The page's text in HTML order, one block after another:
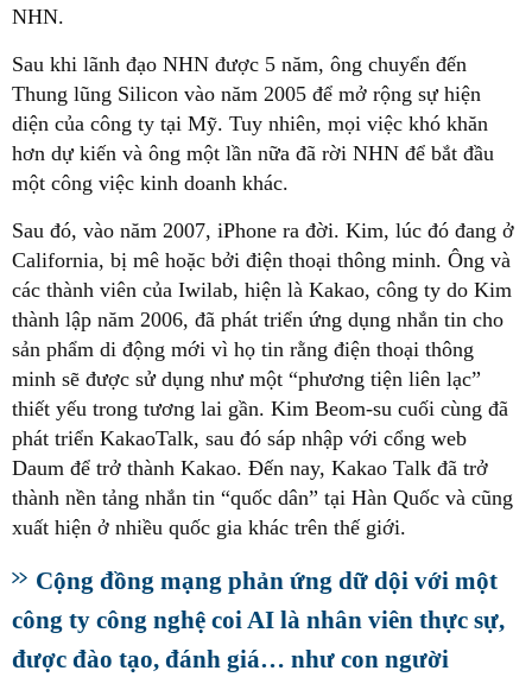
NHN.
Sau khi lãnh đạo NHN được 5 năm, ông chuyển đến
Thung lũng Silicon vào năm 2005 để mở rộng sự hiện
diện của công ty tại Mỹ. Tuy nhiên, mọi việc khó khăn
hơn dự kiến và ông một lần nữa đã rời NHN để bắt đầu
một công việc kinh doanh khác.
Sau đó, vào năm 2007, iPhone ra đời. Kim, lúc đó đang ở
California, bị mê hoặc bởi điện thoại thông minh. Ông và
các thành viên của Iwilab, hiện là Kakao, công ty do Kim
thành lập năm 2006, đã phát triển ứng dụng nhắn tin cho
sản phẩm di động mới vì họ tin rằng điện thoại thông
minh sẽ được sử dụng như một “phương tiện liên lạc”
thiết yếu trong tương lai gần. Kim Beom-su cuối cùng đã
phát triển KakaoTalk, sau đó sáp nhập với cổng web
Daum để trở thành Kakao. Đến nay, Kakao Talk đã trở
thành nền tảng nhắn tin “quốc dân” tại Hàn Quốc và cũng
xuất hiện ở nhiều quốc gia khác trên thế giới.
Cộng đồng mạng phản ứng dữ dội với một
công ty công nghệ coi AI là nhân viên thực sự,
được đào tạo, đánh giá… như con người